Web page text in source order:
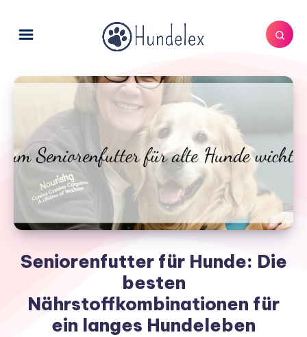
Seniorenfutter für Hunde: Die
besten
Nährstoffkombinationen für
ein langes Hundeleben